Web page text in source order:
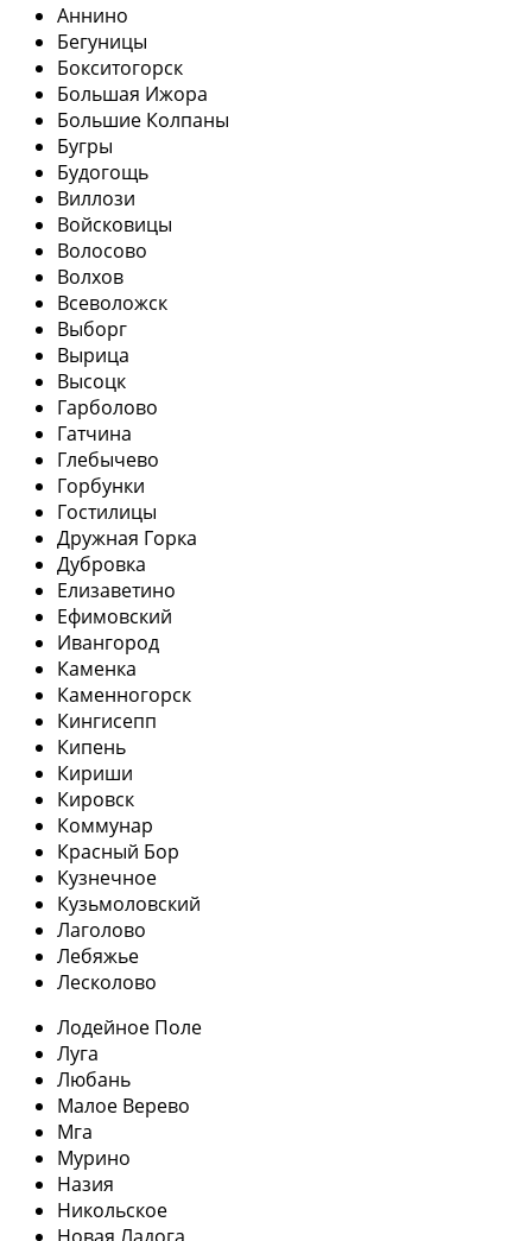
Аннино
Бегуницы
Бокситогорск
Большая Ижора
Большие Колпаны
Бугры
Будогощь
Виллози
Войсковицы
Волосово
Волхов
Всеволожск
Выборг
Вырица
Высоцк
Гарболово
Гатчина
Глебычево
Горбунки
Гостилицы
Дружная Горка
Дубровка
Елизаветино
Ефимовский
Ивангород
Каменка
Каменногорск
Кингисепп
Кипень
Кириши
Кировск
Коммунар
Красный Бор
Кузнечное
Кузьмоловский
Лаголово
Лебяжье
Лесколово
Лодейное Поле
Луга
Любань
Малое Верево
Мга
Мурино
Назия
Никольское